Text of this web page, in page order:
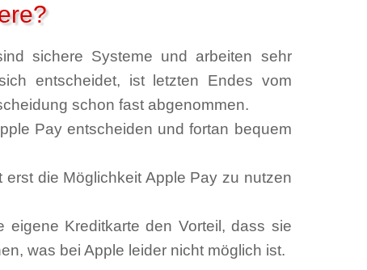
sichere Systeme und arbeiten sehr
entscheidet, ist letzten Endes vom
schon fast abgenommen.
Pay entscheiden und fortan bequem
die Möglichkeit Apple Pay zu nutzen
Kreditkarte den Vorteil, dass sie
was bei Apple leider nicht möglich ist.